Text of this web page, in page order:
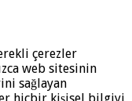
çerezler
web sitesinin
sağlayan